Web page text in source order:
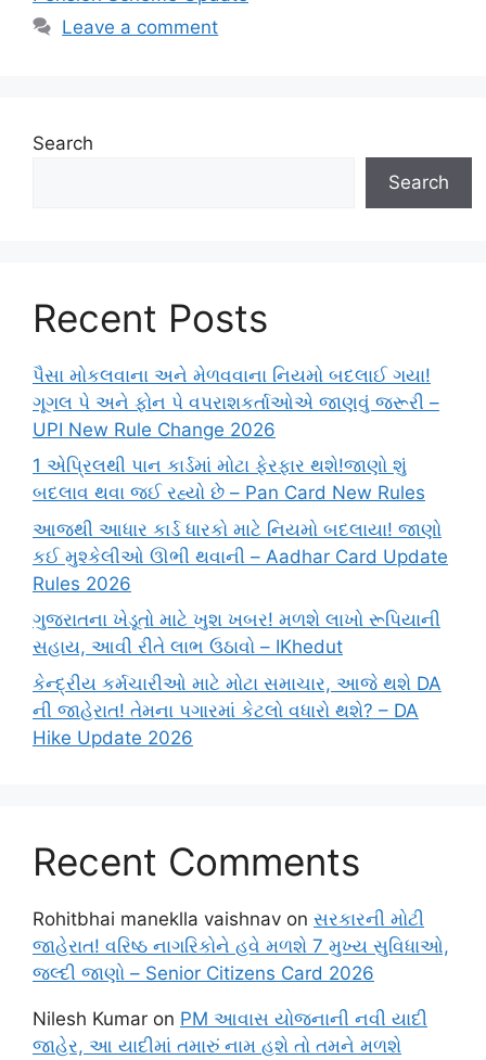
Leave a comment
Search
Search
Recent Posts
પૈસા મોકલવાના અને મેળવવાના નિયમો બદલાઈ ગયા!
ગૂગલ પે અને ફોન પે વપરાશકર્તાઓએ જાણવું જરૂરી –
UPI New Rule Change 2026
1 એપ્રિલથી પાન કાર્ડમાં મોટા ફેરફાર થશે!જાણો શું
બદલાવ થવા જઈ રહ્યો છે – Pan Card New Rules
આજથી આધાર કાર્ડ ધારકો માટે નિયમો બદલાયા! જાણો
કઈ મુશ્કેલીઓ ઊભી થવાની – Aadhar Card Update
Rules 2026
ગુજરાતના ખેડૂતો માટે ખુશ ખબર! મળશે લાખો રૂપિયાની
સહાય, આવી રીતે લાભ ઉઠાવો – IKhedut
કેન્દ્રીય કર્મચારીઓ માટે મોટા સમાચાર, આજે થશે DA
ની જાહેરાત! તેમના પગારમાં કેટલો વધારો થશે? – DA
Hike Update 2026
Recent Comments
Rohitbhai maneklla vaishnav on સરકારની મોટી
જાહેરાત! વરિષ્ઠ નાગરિકોને હવે મળશે 7 મુખ્ય સુવિધાઓ,
જલ્દી જાણો – Senior Citizens Card 2026
Nilesh Kumar on PM આવાસ યોજનાની નવી યાદી
જાહેર, આ યાદીમાં તમારું નામ હશે તો તમને મળશે